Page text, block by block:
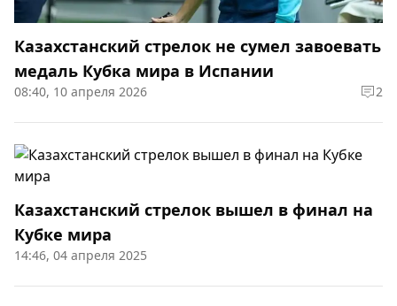
Казахстанский стрелок не сумел завоевать
медаль Кубка мира в Испании
08:40, 10 апреля 2026 2
Казахстанский стрелок вышел в финал на
Кубке мира
14:46, 04 апреля 2025